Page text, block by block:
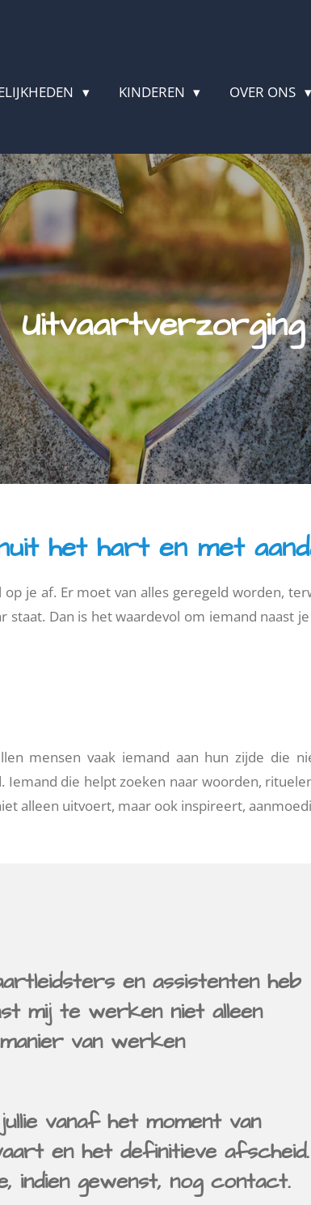
KINDEREN OVER ONS
Uitvaartverzorging
het hart en met
je af. Er moet van alles geregeld worden,
staat. Dan is het waardevol om iemand naast
mensen vaak iemand aan hun zijde die
Iemand die helpt zoeken naar woorden,
alleen uitvoert, maar ook inspireert,
en assistenten heb
mij te werken niet alleen
van werken
vanaf het moment van
en het definitieve afscheid.
indien gewenst, nog contact.